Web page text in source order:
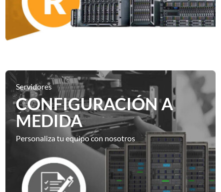
Servidores
CONFIGURACIÓN A
MEDIDA
Personaliza tu equipo con nosotros